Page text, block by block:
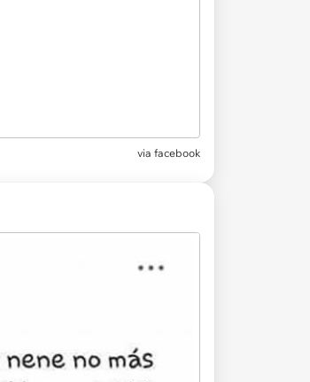
via facebook